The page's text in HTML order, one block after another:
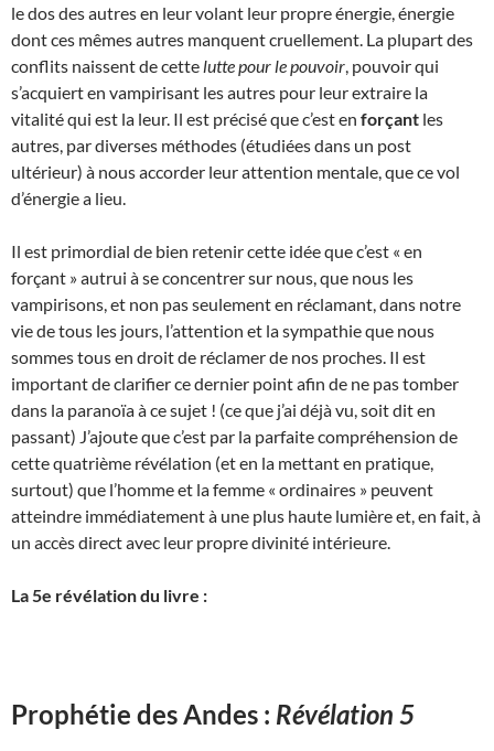
le dos des autres en leur volant leur propre énergie, énergie
dont ces mêmes autres manquent cruellement. La plupart des
conflits naissent de cette lutte pour le pouvoir , pouvoir qui
s’acquiert en vampirisant les autres pour leur extraire la
vitalité qui est la leur. Il est précisé que c’est en forçant les
autres, par diverses méthodes (étudiées dans un post
ultérieur) à nous accorder leur attention mentale, que ce vol
d’énergie a lieu.
Il est primordial de bien retenir cette idée que c’est « en
forçant » autrui à se concentrer sur nous, que nous les
vampirisons, et non pas seulement en réclamant, dans notre
vie de tous les jours, l’attention et la sympathie que nous
sommes tous en droit de réclamer de nos proches. Il est
important de clarifier ce dernier point afin de ne pas tomber
dans la paranoïa à ce sujet ! (ce que j’ai déjà vu, soit dit en
passant) J’ajoute que c’est par la parfaite compréhension de
cette quatrième révélation (et en la mettant en pratique,
surtout) que l’homme et la femme « ordinaires » peuvent
atteindre immédiatement à une plus haute lumière et, en fait, à
un accès direct avec leur propre divinité intérieure.
La 5e révélation du livre :
Prophétie des Andes : Révélation 5